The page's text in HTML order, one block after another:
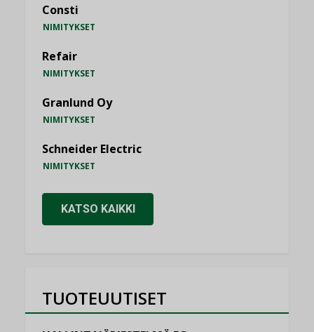
Consti
NIMITYKSET
Refair
NIMITYKSET
Granlund Oy
NIMITYKSET
Schneider Electric
NIMITYKSET
KATSO KAIKKI
TUOTEUUTISET